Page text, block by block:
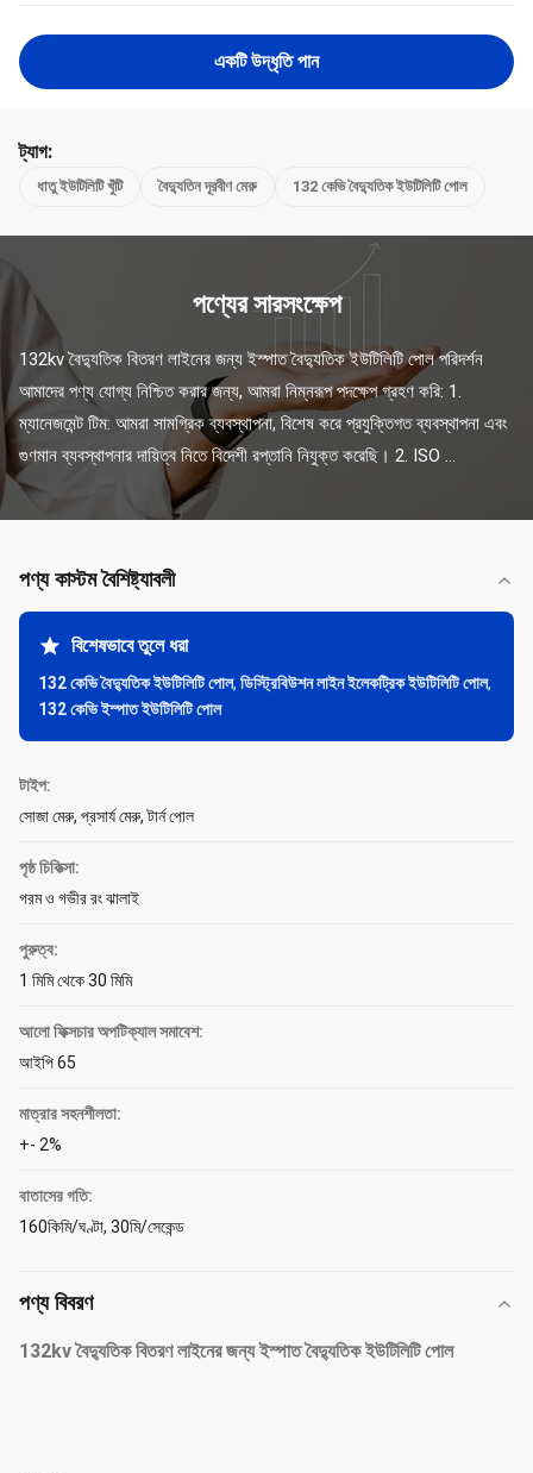
একটি উদ্ধৃতি পান
ট্যাগ:
ধাতু ইউটিলিটি খুঁটি বৈদ্যুতিন দূরবীণ মেরু 132 কেভি বৈদ্যুতিক ইউটিলিটি পোল
পণ্যের সারসংক্ষেপ
132kv বৈদ্যুতিক বিতরণ লাইনের জন্য ইস্পাত বৈদ্যুতিক ইউটিলিটি পোল পরিদর্শন
আমাদের পণ্য যোগ্য নিশ্চিত করার জন্য, আমরা নিম্নরূপ পদক্ষেপ গ্রহণ করি: 1.
ম্যানেজমেন্ট টিম: আমরা সামগ্রিক ব্যবস্থাপনা, বিশেষ করে প্রযুক্তিগত ব্যবস্থাপনা এবং
গুণমান ব্যবস্থাপনার দায়িত্ব নিতে বিদেশী রপ্তানি নিযুক্ত করেছি। 2. ISO ...
পণ্য কাস্টম বৈশিষ্ট্যাবলী
বিশেষভাবে তুলে ধরা
132 কেভি বৈদ্যুতিক ইউটিলিটি পোল, ডিস্ট্রিবিউশন লাইন ইলেকট্রিক ইউটিলিটি পোল,
132 কেভি ইস্পাত ইউটিলিটি পোল
টাইপ:
সোজা মেরু, প্রসার্য মেরু, টার্ন পোল
পৃষ্ঠ চিকিত্সা:
গরম ও গভীর রং ঝালাই
পুরুত্ব:
1 মিমি থেকে 30 মিমি
আলো ফিক্সচার অপটিক্যাল সমাবেশ:
আইপি 65
মাত্রার সহনশীলতা:
+- 2%
বাতাসের গতি:
160কিমি/ঘণ্টা, 30মি/সেকেন্ড
পণ্য বিবরণ
132kv বৈদ্যুতিক বিতরণ লাইনের জন্য ইস্পাত বৈদ্যুতিক ইউটিলিটি পোল